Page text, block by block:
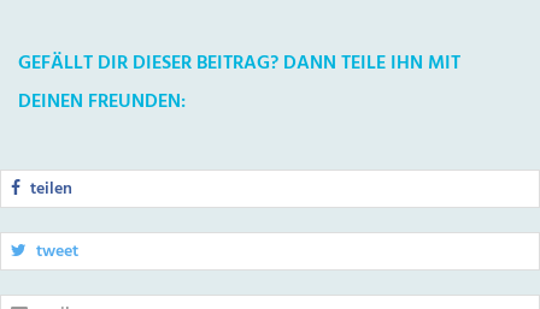
GEFÄLLT DIR DIESER BEITRAG? DANN TEILE IHN MIT
DEINEN FREUNDEN:
teilen
tweet